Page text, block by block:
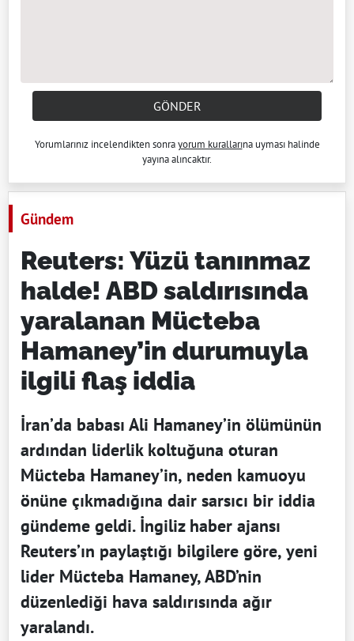
GÖNDER
Yorumlarınız incelendikten sonrayorum kurallarına uyması halinde
yayına alıncaktır.
Gündem
Reuters: Yüzü tanınmaz
halde! ABD saldırısında
yaralanan Mücteba
Hamaney’in durumuyla
ilgili flaş iddia
İran’da babası Ali Hamaney’in ölümünün
ardından liderlik koltuğuna oturan
Mücteba Hamaney’in, neden kamuoyu
önüne çıkmadığına dair sarsıcı bir iddia
gündeme geldi. İngiliz haber ajansı
Reuters’ın paylaştığı bilgilere göre, yeni
lider Mücteba Hamaney, ABD’nin
düzenlediği hava saldırısında ağır
yaralandı.